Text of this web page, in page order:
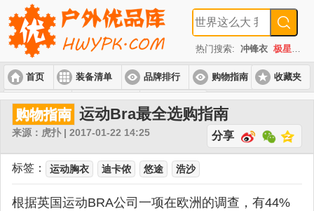
热门搜索: 冲锋衣 极星
首页 装备清单 品牌排行 购物指南
入门套装 进阶套装 高端套装
收藏夹
购物指南 运动Bra最全选购指南
分享
来源：虎扑 | 2017-01-22 14:25
标签： 运动胸衣 迪卡侬 悠途 浩沙
根据英国运动BRA公司一项在欧洲的调查，有44%